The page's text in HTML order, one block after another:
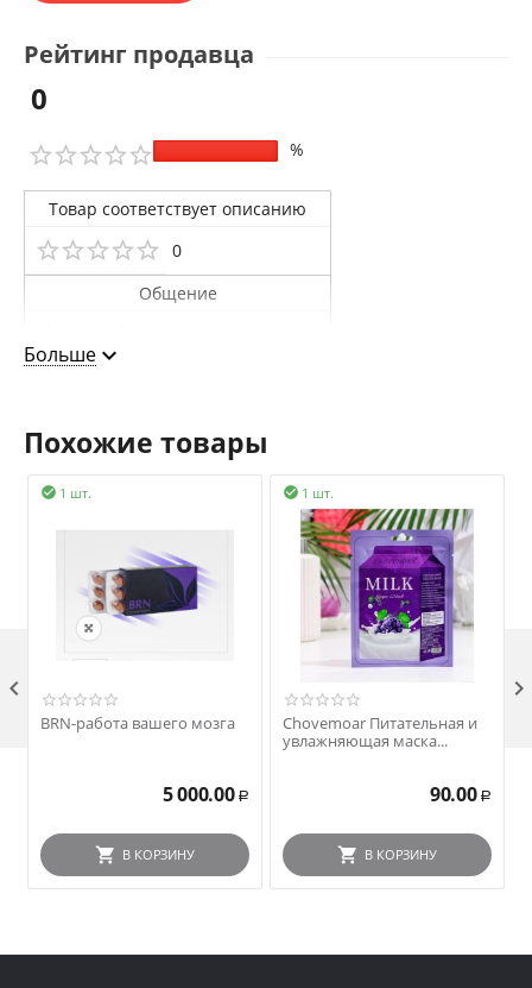
Рейтинг продавца
0
%
Товар соответствует описанию
0
Общение
Больше
Похожие товары
1 шт.

BRN-работа вашего мозга
5 000.00 Р
В КОРЗИНУ
1 шт.

Chovemoar Питательная и
увлажняющая маска...
90.00 Р
В КОРЗИНУ
 